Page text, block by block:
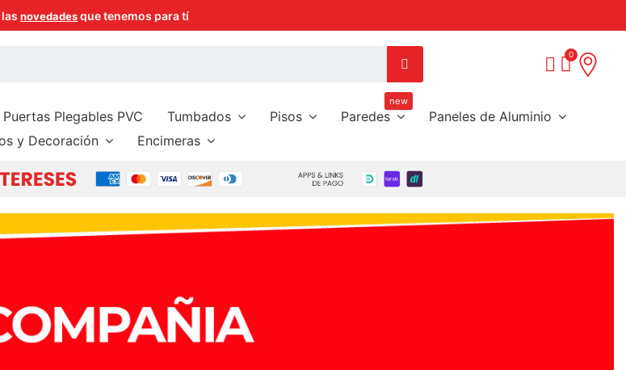
que tenemos para tí
Puertas Plegables PVC Tumbados Pisos Paredes
new
Paneles de Aluminio
y Decoración
Encimeras